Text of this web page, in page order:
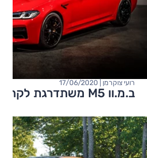
ב.מ.וו M5 משתדרגת לקראת 2021
רועי צוקרמן | 17/06/2020